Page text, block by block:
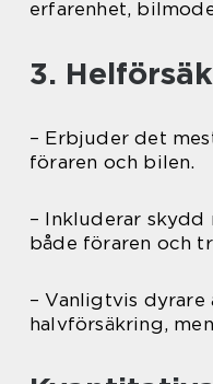
erfarenhet,
3.
– Erbjuder det
föraren och bilen.
– Inkluderar skydd
både föraren och
– Vanligtvis
halvförsäkring,